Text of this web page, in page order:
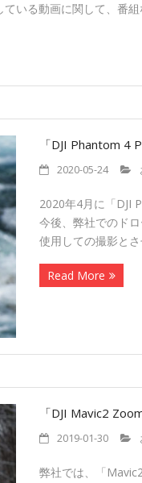
いる動画に関して、番
「DJI Phantom 4
2020-05-24
2020年4月に「DJI
今後、弊社でのド
使用しての撮影と
Read More
「DJI Mavic2
2019-01-30
弊社では、「